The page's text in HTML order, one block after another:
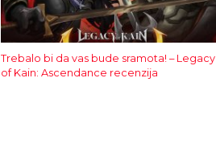
Trebalo bi da vas bude sramota! – Legacy
of Kain: Ascendance recenzija